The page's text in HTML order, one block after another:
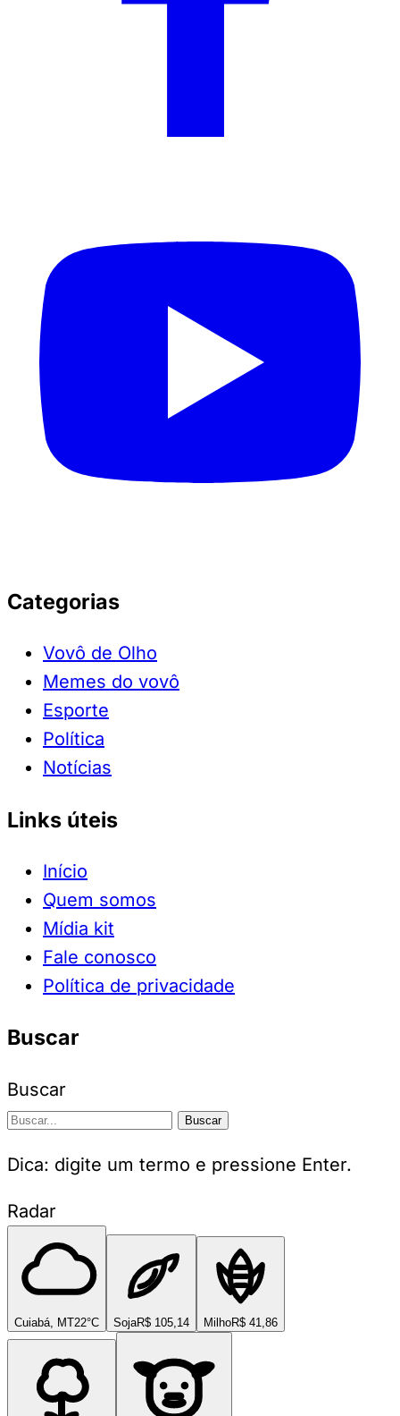
Categorias
Vovô de Olho
Memes do vovô
Esporte
Política
Notícias
Links úteis
Início
Quem somos
Mídia kit
Fale conosco
Política de privacidade
Buscar
Buscar
Buscar
Dica: digite um termo e pressione Enter.
Radar
Cuiabá, MT22°C SojaR$ 105,14 MilhoR$ 41,86